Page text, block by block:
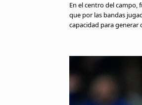
En el centro del campo,
que por las bandas
capacidad para generar